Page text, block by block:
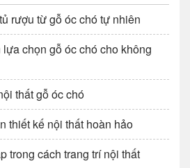
rượu từ gỗ óc chó tự nhiên
chọn gỗ óc chó cho không
thất gỗ óc chó
thiết kế nội thất hoàn hảo
trong cách trang trí nội thất